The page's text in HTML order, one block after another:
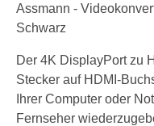
Assmann -
Schwarz
Der 4K DisplayPort zu
Stecker auf HDMI-
Ihrer Computer oder
Fernseher